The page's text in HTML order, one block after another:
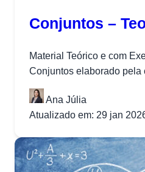
Conjuntos –
Material Teórico e com
Conjuntos elaborado pela
Medicina.
Ana Júlia
Atualizado em: 29 jan